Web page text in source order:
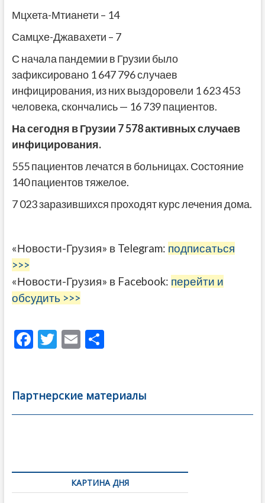
Мцхета-Мтианети – 14
Самцхе-Джавахети – 7
С начала пандемии в Грузии было
зафиксировано 1 647 796случаев
инфицирования, из них выздоровели 1 623 453
человека, скончались — 16 739 пациентов.
На сегодня в Грузии 7 578 активных случаев
инфицирования.
555 пациентов лечатся в больницах. Состояние
140 пациентов тяжелое.
7 023заразившихся проходят курс лечения дома.
«Новости-Грузия» в Telegram: подписаться
>>>
«Новости-Грузия» в Facebook: перейти и
обсудить >>>
F
b
o
T
er
E
l
О
а
в
Партнерские материалы
по
записямКАРТИНА ДНЯ